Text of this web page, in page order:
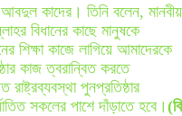
কাদের। তিনি বলেন, মানবীয়
বিধানের কাছে মানুষকে
শিক্ষা কাজে লাগিয়ে আমাদেরকে
কাজ ত্বরান্বিত করতে
পুনপ্রতিষ্ঠার
সকলের পাশে দাঁড়াতে হবে।